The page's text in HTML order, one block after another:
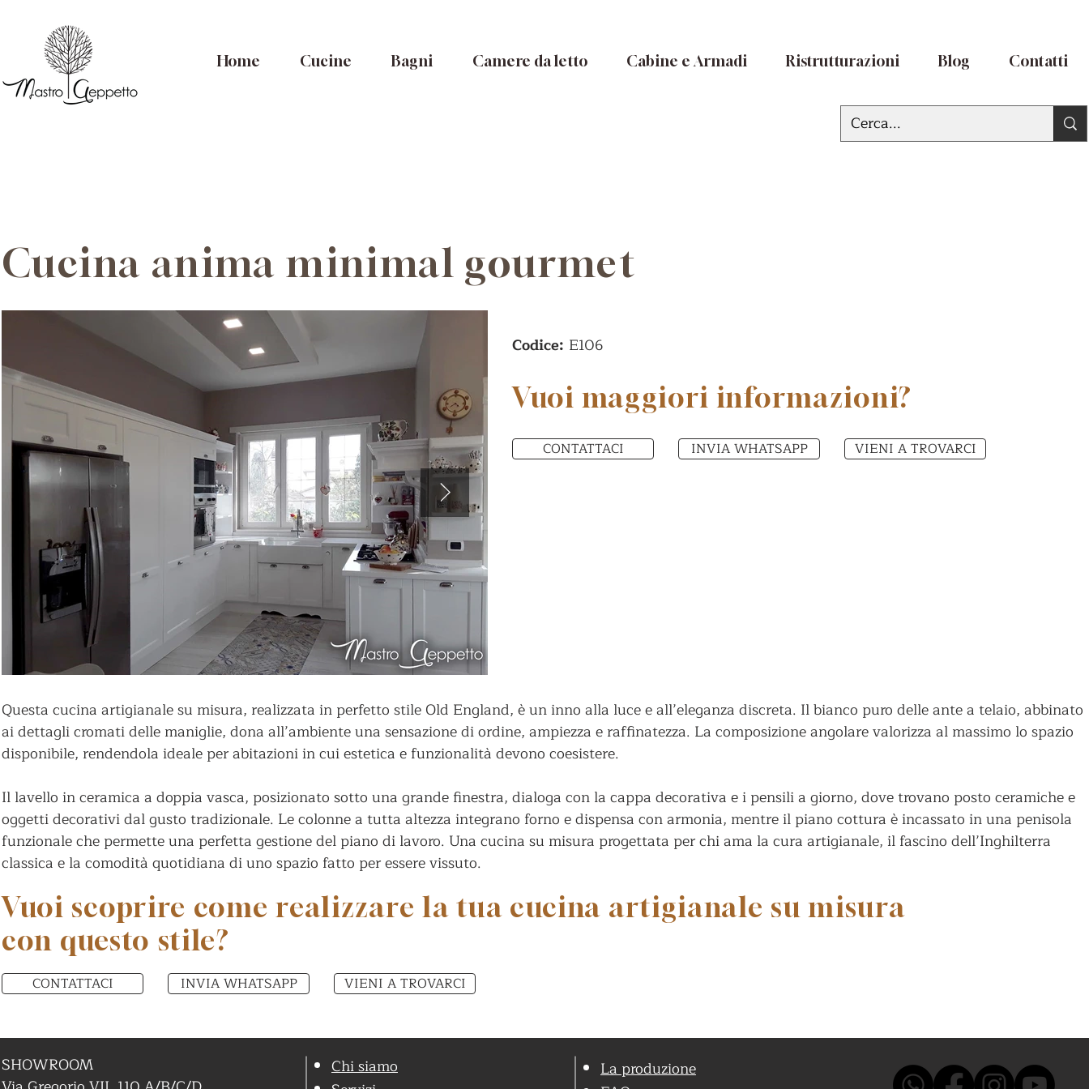
Home Cucine Bagni Camere da letto Cabine e Armadi Ristrutturazioni Blog Contatti
Cucina anima minimal gourmet
Codice: E106
Vuoi maggiori informazioni?
CONTATTACI INVIA WHATSAPP VIENI A TROVARCI
Questa cucina artigianale su misura, realizzata in perfetto stile Old England, è un inno alla luce e all’eleganza discreta. Il bianco puro delle ante a telaio, abbinato
ai dettagli cromati delle maniglie, dona all’ambiente una sensazione di ordine, ampiezza e raffinatezza. La composizione angolare valorizza al massimo lo spazio
disponibile, rendendola ideale per abitazioni in cui estetica e funzionalità devono coesistere.
Il lavello in ceramica a doppia vasca, posizionato sotto una grande finestra, dialoga con la cappa decorativa e i pensili a giorno, dove trovano posto ceramiche e
oggetti decorativi dal gusto tradizionale. Le colonne a tutta altezza integrano forno e dispensa con armonia, mentre il piano cottura è incassato in una penisola
funzionale che permette una perfetta gestione del piano di lavoro. Una cucina su misura progettata per chi ama la cura artigianale, il fascino dell’Inghilterra
classica e la comodità quotidiana di uno spazio fatto per essere vissuto.
Vuoi scoprire come realizzare la tua cucina artigianale su misura
con questo stile?
CONTATTACI INVIA WHATSAPP VIENI A TROVARCI
SHOWROOM
Chi siamo
La produzione